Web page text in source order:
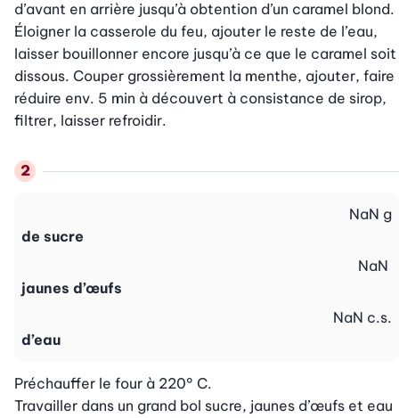
d’avant en arrière jusqu’à obtention d’un caramel blond.
Éloigner la casserole du feu, ajouter le reste de l’eau,
laisser bouillonner encore jusqu’à ce que le caramel soit
dissous. Couper grossièrement la menthe, ajouter, faire
réduire env. 5 min à découvert à consistance de sirop,
filtrer, laisser refroidir.
de sucre
NaN g
jaunes d’œufs
NaN
d’eau
NaN c.s.
Préchauffer le four à 220° C.
Travailler dans un grand bol sucre, jaunes d’œufs et eau